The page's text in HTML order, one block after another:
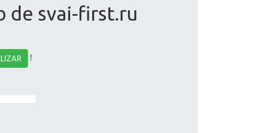
de svai-first.ru
!